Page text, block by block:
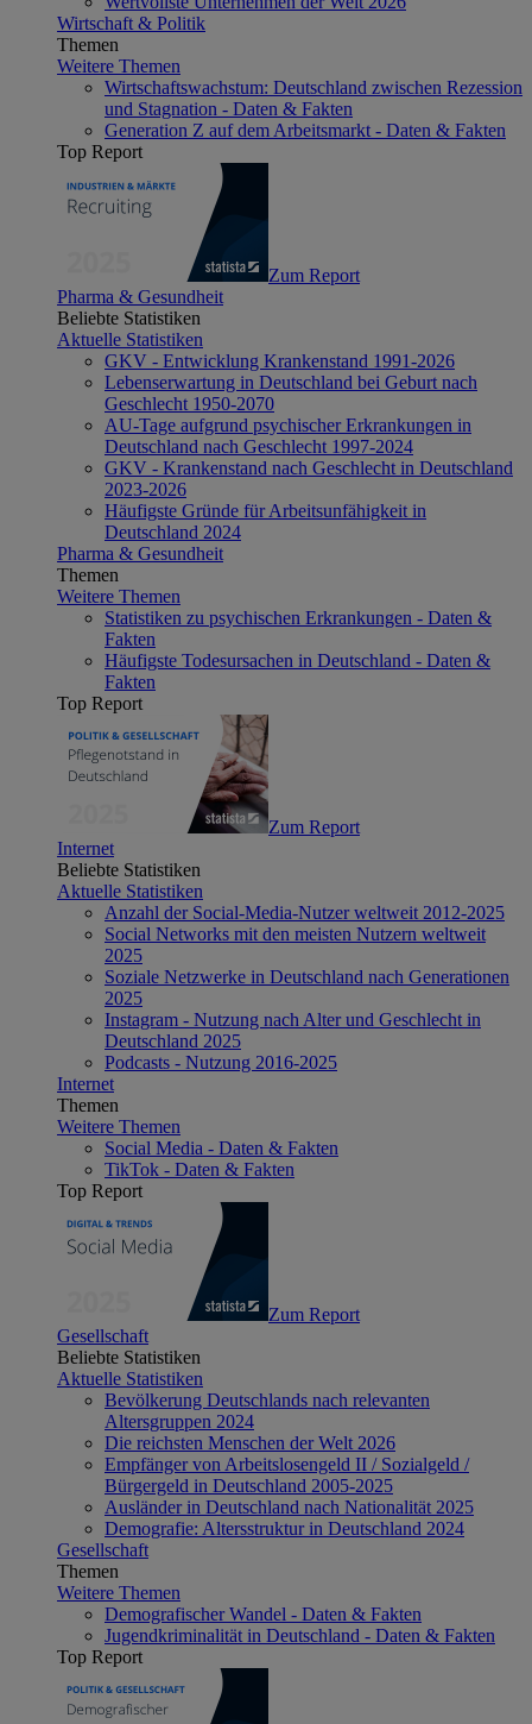
Wirtschaft & Politik
Themen
Weitere Themen
Wirtschaftswachstum: Deutschland zwischen Rezession
und Stagnation - Daten & Fakten
Generation Z auf dem Arbeitsmarkt - Daten & Fakten
Top Report
Zum Report
Pharma & Gesundheit
Beliebte Statistiken
Aktuelle Statistiken
GKV - Entwicklung Krankenstand 1991-2026
Lebenserwartung in Deutschland bei Geburt nach
Geschlecht 1950-2070
AU-Tage aufgrund psychischer Erkrankungen in
Deutschland nach Geschlecht 1997-2024
GKV - Krankenstand nach Geschlecht in Deutschland
2023-2026
Häufigste Gründe für Arbeitsunfähigkeit in
Deutschland 2024
Pharma & Gesundheit
Themen
Weitere Themen
Statistiken zu psychischen Erkrankungen - Daten &
Fakten
Häufigste Todesursachen in Deutschland - Daten &
Fakten
Top Report
Zum Report
Internet
Beliebte Statistiken
Aktuelle Statistiken
Anzahl der Social-Media-Nutzer weltweit 2012-2025
Social Networks mit den meisten Nutzern weltweit
2025
Soziale Netzwerke in Deutschland nach Generationen
2025
Instagram - Nutzung nach Alter und Geschlecht in
Deutschland 2025
Podcasts - Nutzung 2016-2025
Internet
Themen
Weitere Themen
Social Media - Daten & Fakten
TikTok - Daten & Fakten
Top Report
Zum Report
Gesellschaft
Beliebte Statistiken
Aktuelle Statistiken
Bevölkerung Deutschlands nach relevanten
Altersgruppen 2024
Die reichsten Menschen der Welt 2026
Empfänger von Arbeitslosengeld II / Sozialgeld /
Bürgergeld in Deutschland 2005-2025
Ausländer in Deutschland nach Nationalität 2025
Demografie: Altersstruktur in Deutschland 2024
Gesellschaft
Themen
Weitere Themen
Demografischer Wandel - Daten & Fakten
Jugendkriminalität in Deutschland - Daten & Fakten
Top Report